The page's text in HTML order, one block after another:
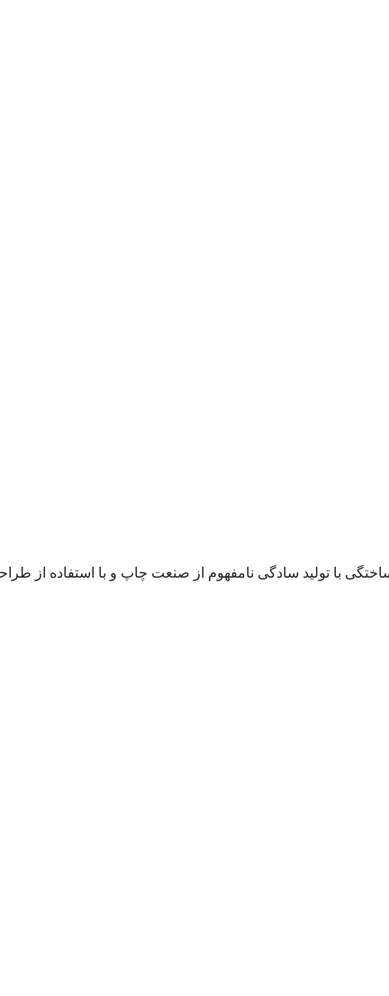
با تولید سادگی نامفهوم از صنعت چاپ و با استفاده از